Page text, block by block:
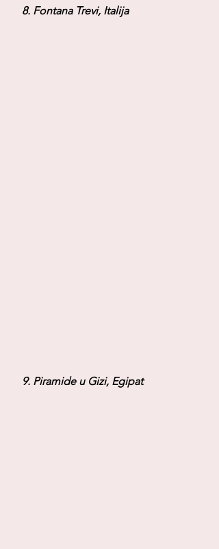
8. Fontana Trevi, Italija
9. Piramide u Gizi, Egipat